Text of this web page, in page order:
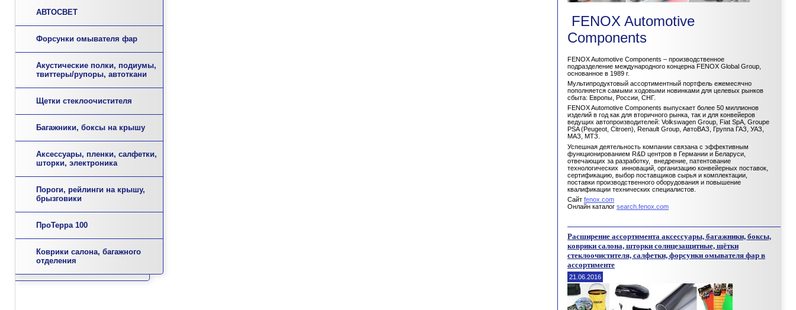
АВТОСВЕТ
Форсунки омывателя фар
Акустические полки, подиумы,
твиттеры/рупоры, автоткани
Щетки стеклоочистителя
Багажники, боксы на крышу
Аксессуары, пленки, салфетки,
шторки, электроника
Пороги, рейлинги на крышу,
брызговики
ПроТерра 100
Коврики салона, багажного
отделения
FENOX Automotive
Components
FENOX Automotive Components – производственное
подразделение международного концерна FENOX Global Group,
основанное в 1989 г.
Мультипродуктовый ассортиментный портфель ежемесячно
пополняется самыми ходовыми новинками для целевых рынков
сбыта: Европы, России, СНГ.
FENOX Automotive Components выпускает более 50 миллионов
изделий в год как для вторичного рынка, так и для конвейеров
ведущих автопроизводителей: Volkswagen Group, Fiat SpA, Groupe
PSA (Peugeot, Citroen), Renault Group, АвтоВАЗ, Группа ГАЗ, УАЗ,
МАЗ, МТЗ.
Успешная деятельность компании связана с эффективным
функционированием R&D центров в Германии и Беларуси,
отвечающих за разработку, внедрение, патентование
технологических инноваций, организацию конвейерных поставок,
сертификацию, выбор поставщиков сырья и комплектации,
поставки производственного оборудования и повышение
квалификации технических специалистов.
Сайт fenox.com
Онлайн каталог search.fenox.com
Расширение ассортимента аксессуары, багажники, боксы,
коврики салона, шторки солнцезащитные, щётки
стеклоочистителя, салфетки, форсунки омывателя фар в
ассортименте
21.06.2016